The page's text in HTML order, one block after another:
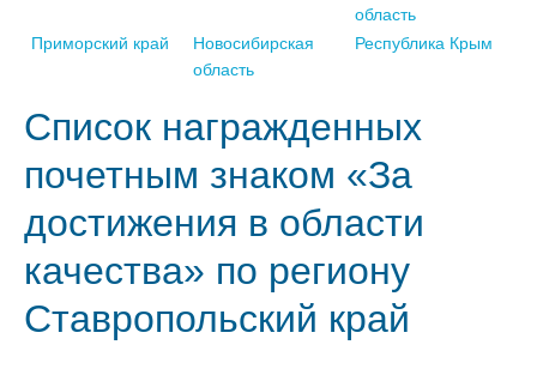
область
Приморский край
Новосибирская
область
Республика Крым
Список награжденных
почетным знаком «За
достижения в области
качества» по региону
Ставропольский край